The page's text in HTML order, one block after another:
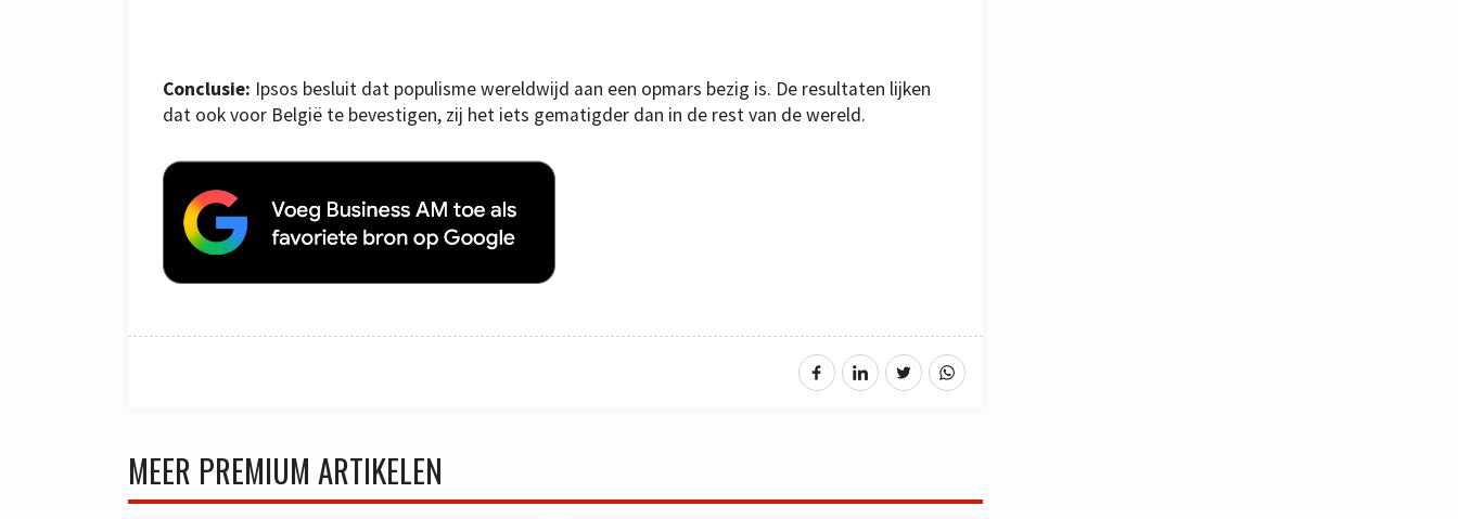
Conclusie: Ipsos besluit dat populisme wereldwijd aan een opmars bezig is. De resultaten lijken
dat ook voor België te bevestigen, zij het iets gematigder dan in de rest van de wereld.
MEER PREMIUM ARTIKELEN